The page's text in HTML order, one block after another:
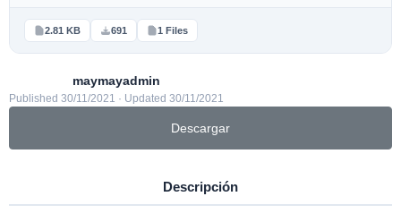
2.81 KB 691 1 Files
maymayadmin
Published 30/11/2021 · Updated 30/11/2021
Descargar
Descripción